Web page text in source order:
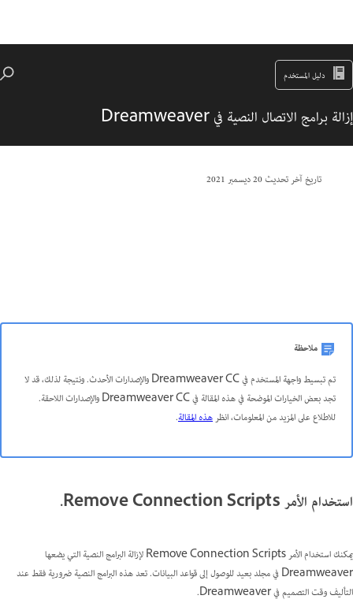
دليل المستخدم
إزالة برامج الاتصال النصية في Dreamweaver
تاريخ آخر تحديث20 ديسمبر 2021
ملاحظة
تم تبسيط واجهة المستخدم في Dreamweaver CC والإصدارات الأحدث. ونتيجة لذلك، قد لا
تجد بعض الخيارات الموضحة في هذه المقالة في Dreamweaver CC والإصدارات اللاحقة.
للاطلاع على المزيد من المعلومات، انظرهذه المقالة.
استخدام الأمر Remove Connection Scripts.
يمكنك استخدام الأمر Remove Connection Scripts لإزالة البرامج النصية التي يضعها
Dreamweaver في مجلد بعيد للوصول إلى قواعد البيانات. تعد هذه البرامج النصية ضرورية فقط عند
التأليف وقت التصميم في Dreamweaver.